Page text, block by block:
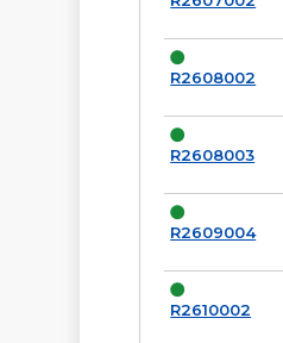
R2608002
R2608003
R2609004
R2610002